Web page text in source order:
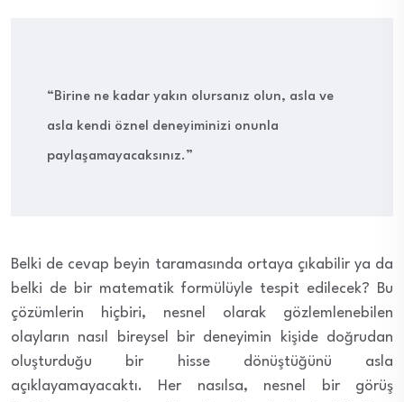
“Birine ne kadar yakın olursanız olun, asla ve
asla kendi öznel deneyiminizi onunla
paylaşamayacaksınız.”
Belki de cevap beyin taramasında ortaya çıkabilir ya da
belki de bir matematik formülüyle tespit edilecek? Bu
çözümlerin hiçbiri, nesnel olarak gözlemlenebilen
olayların nasıl bireysel bir deneyimin kişide doğrudan
oluşturduğu bir hisse dönüştüğünü asla
açıklayamayacaktı. Her nasılsa, nesnel bir görüş